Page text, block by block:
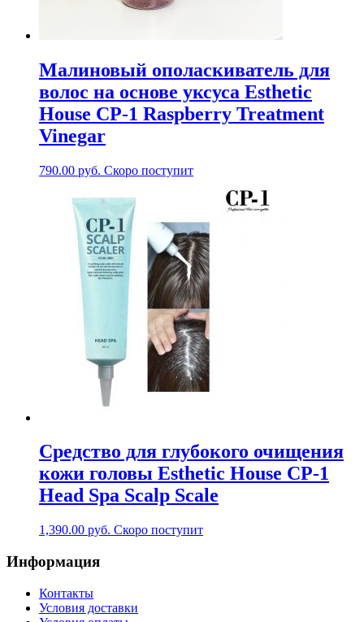
Малиновый ополаскиватель для
волос на основе уксуса Esthetic
House CP-1 Raspberry Treatment
Vinegar
790.00 руб. Скоро поступит
Средство для глубокого очищения
кожи головы Esthetic House CP-1
Head Spa Scalp Scale
1,390.00 руб. Скоро поступит
Информация
Контакты
Условия доставки